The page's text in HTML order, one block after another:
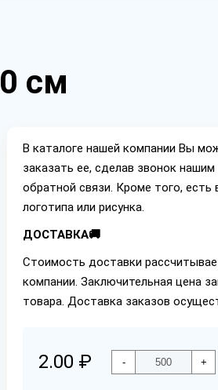
см
В каталоге нашей компании Вы
заказать ее, сделав звонок
обратной связи. Кроме того,
логотипа или рисунка.
ДОСТАВКА🚚
Стоимость доставки
компании. Заключительная цена
товара. Доставка заказов
2.00 ₽ - +